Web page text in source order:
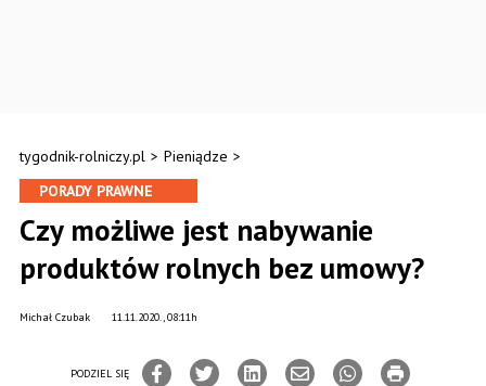
tygodnik-rolniczy.pl > Pieniądze >
PORADY PRAWNE
Czy możliwe jest nabywanie
produktów rolnych bez umowy?
11.11.2020., 08:11h
Michał Czubak
PODZIEL SIĘ